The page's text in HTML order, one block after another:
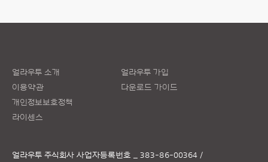
얼라우투 소개
이용약관
개인정보보호정책
라이센스
얼라우투 가입
다운로드 가이드
얼라우투 주식회사 사업자등록번호 _ 383-86-00364 /